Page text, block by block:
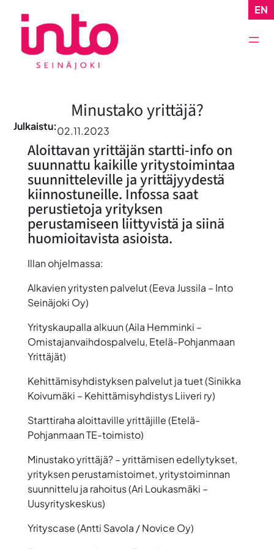
sisältöön
EN
Minustako yrittäjä?
Julkaistu:02.11.2023
Aloittavan yrittäjän startti-info on
suunnattu kaikille yritystoimintaa
suunnitteleville ja yrittäjyydestä
kiinnostuneille. Infossa saat
perustietoja yrityksen
perustamiseen liittyvistä ja siinä
huomioitavista asioista.
Illan ohjelmassa:
Alkavien yritysten palvelut (Eeva Jussila – Into
Seinäjoki Oy)
Yrityskaupalla alkuun (Aila Hemminki –
Omistajanvaihdospalvelu, Etelä-Pohjanmaan
Yrittäjät)
Kehittämisyhdistyksen palvelut ja tuet (Sinikka
Koivumäki – Kehittämisyhdistys Liiveri ry)
Starttiraha aloittaville yrittäjille (Etelä-
Pohjanmaan TE-toimisto)
Minustako yrittäjä? – yrittämisen edellytykset,
yrityksen perustamistoimet, yritystoiminnan
suunnittelu ja rahoitus (Ari Loukasmäki –
Uusyrityskeskus)
Yrityscase (Antti Savola / Novice Oy)